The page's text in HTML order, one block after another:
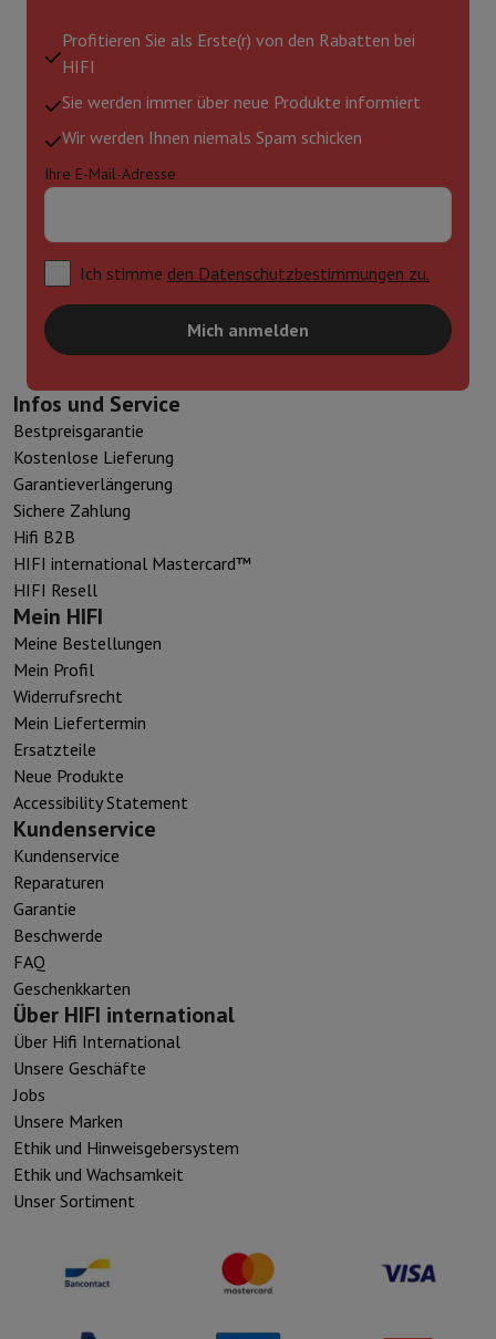
Profitieren Sie als Erste(r) von den Rabatten bei
HIFI
Sie werden immer über neue Produkte informiert
Wir werden Ihnen niemals Spam schicken
Ihre E-Mail-Adresse
Ich stimme den Datenschutzbestimmungen zu.
Mich anmelden
Infos und Service
Bestpreisgarantie
Kostenlose Lieferung
Garantieverlängerung
Sichere Zahlung
Hifi B2B
HIFI international Mastercard™
HIFI Resell
Mein HIFI
Meine Bestellungen
Mein Profil
Widerrufsrecht
Mein Liefertermin
Ersatzteile
Neue Produkte
Accessibility Statement
Kundenservice
Kundenservice
Reparaturen
Garantie
Beschwerde
FAQ
Geschenkkarten
Über HIFI international
Über Hifi International
Unsere Geschäfte
Jobs
Unsere Marken
Ethik und Hinweisgebersystem
Ethik und Wachsamkeit
Unser Sortiment